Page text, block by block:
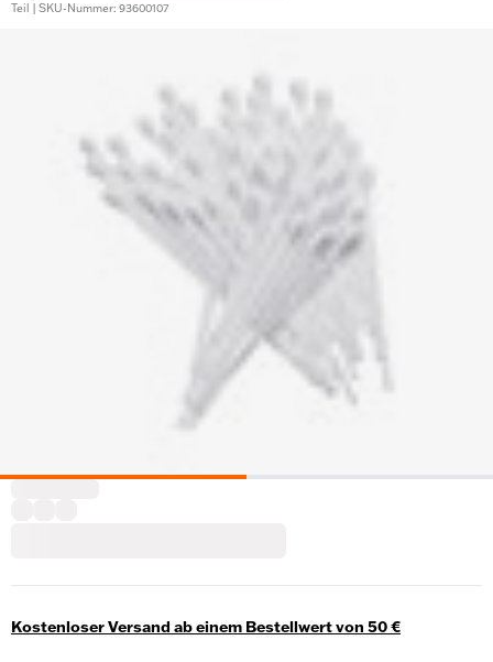
Teil | SKU-Nummer: 93600107
Kostenloser Versand ab einem Bestellwert von 50 €